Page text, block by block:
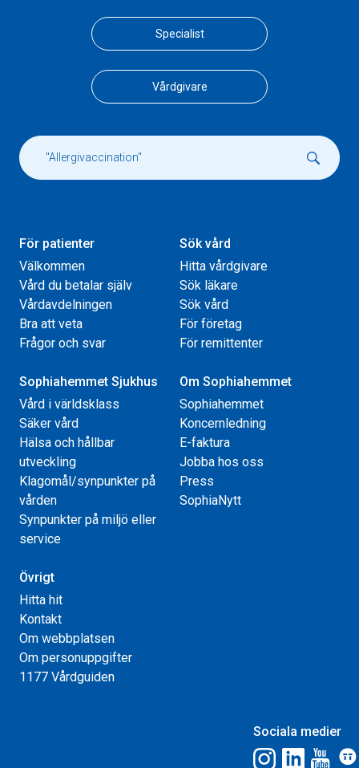
Specialist
Vårdgivare
För patienter
Välkommen
Vård du betalar själv
Vårdavdelningen
Bra att veta
Frågor och svar
Sök vård
Hitta vårdgivare
Sök läkare
Sök vård
För företag
För remittenter
Sophiahemmet Sjukhus
Vård i världsklass
Säker vård
Hälsa och hållbar
utveckling
Klagomål/synpunkter på
vården
Synpunkter på miljö eller
service
Om Sophiahemmet
Sophiahemmet
Koncernledning
E-faktura
Jobba hos oss
Press
SophiaNytt
Övrigt
Hitta hit
Kontakt
Om webbplatsen
Om personuppgifter
1177 Vårdguiden
Sociala medier